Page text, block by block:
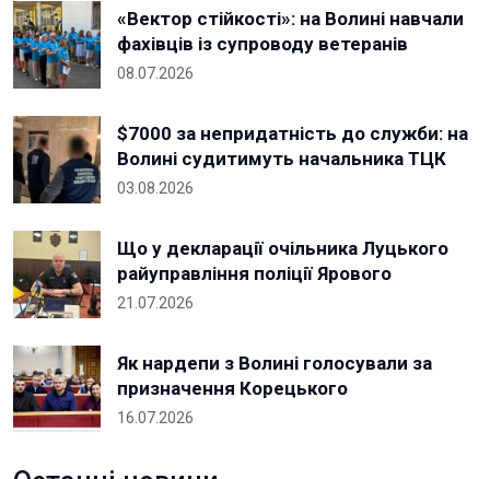
«Вектор стійкості»: на Волині навчали
фахівців із супроводу ветеранів
08.07.2026
$7000 за непридатність до служби: на
Волині судитимуть начальника ТЦК
03.08.2026
Що у декларації очільника Луцького
райуправління поліції Ярового
21.07.2026
Як нардепи з Волині голосували за
призначення Корецького
16.07.2026